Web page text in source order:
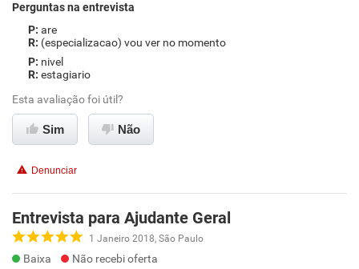
Perguntas na entrevista
are
(especializacao) vou ver no momento
nivel
estagiario
Esta avaliação foi útil?
Sim Não
Denunciar
Entrevista para Ajudante Geral
1 Janeiro 2018, São Paulo
Baixa Não recebi oferta